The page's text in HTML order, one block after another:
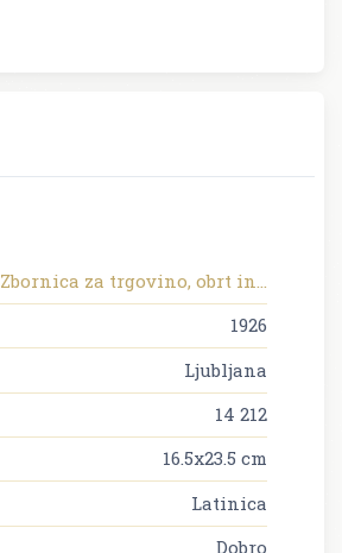
Zbornica za trgovino, obrt in...
1926
Ljubljana
14 212
16.5x23.5 cm
Latinica
Dobro